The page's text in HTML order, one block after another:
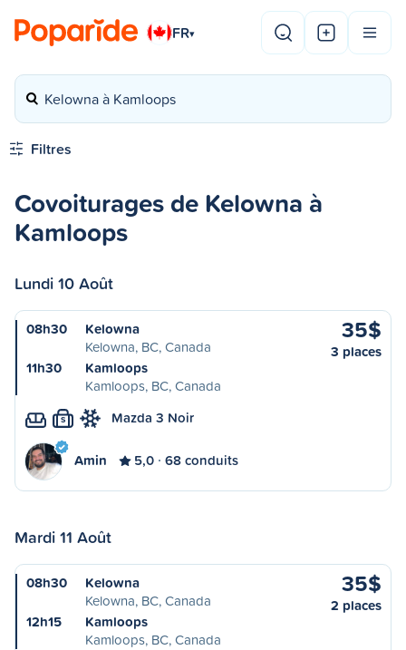
FR▾
Kelowna à Kamloops
Filtres
Covoiturages de Kelowna à
Kamloops
Lundi 10 Août
08h30
Kelowna
Kelowna, BC, Canada
11h30
Kamloops
Kamloops, BC, Canada
35$
3 places
S Mazda 3 Noir
Amin 5,0 68 conduits
Mardi 11 Août
08h30
Kelowna
Kelowna, BC, Canada
12h15
Kamloops
Kamloops, BC, Canada
35$
2 places